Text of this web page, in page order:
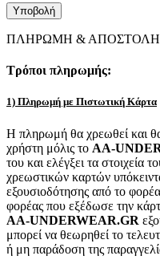
ΠΛΗΡΩΜΗ & ΑΠΟΣΤΟΛΗ
Τρόποι πληρωμής:
1) Πληρωμή με Πιστωτική Κάρτα
Η πληρωμή θα χρεωθεί και
χρήστη μόλις το AA-
του και ελέγξει τα στοιχεία
χρεωστικών καρτών
εξουσιοδότησης από το
φορέας που εξέδωσε την
AA-UNDERWEAR.GR
μπορεί να θεωρηθεί το
ή μη παράδοση της